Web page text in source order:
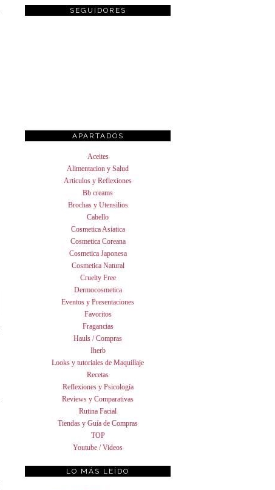
SEGUIDORES
APARTADOS
Aceites
Alimentacion y Salud
Articulos y Reflexiones
Bb creams
Brochas y Utensilios
Cabello
Cosmetica Asiatica
Cosmetica Coreana
Cosmetica Japonesa
Cosmetica Natural
Cruelty Free
Dermocosmetica
Eventos y Presentaciones
Favoritos
Fragancias
Hauls / Compras
Iherb
Looks y tutoriales de Maquillaje
Recetas
Reflexiones y Psicología
Reviews y Comparativas
Rutina Facial
Tiendas y Guía de Compras
TOP
Youtube / Videos
LO MÁS LEÍDO